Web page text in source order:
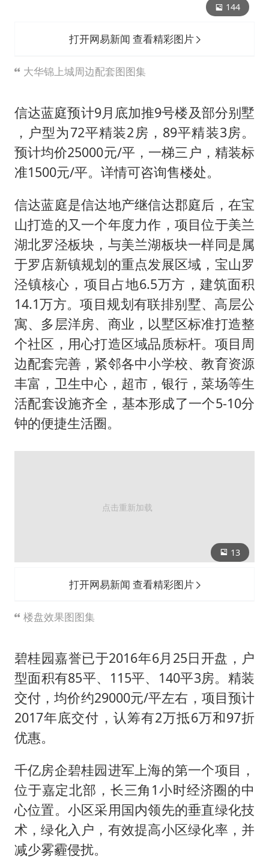
144
打开网易新闻 查看精彩图片
大华锦上城周边配套图图集
信达蓝庭预计9月底加推9号楼及部分别墅
，户型为72平精装2房，89平精装3房。
预计均价25000元/平，一梯三户，精装标
准1500元/平。详情可咨询售楼处。
信达蓝庭是信达地产继信达郡庭后，在宝
山打造的又一个年度力作，项目位于美兰
湖北罗泾板块，与美兰湖板块一样同是属
于罗店新镇规划的重点发展区域，宝山罗
泾镇核心，项目占地6.5万方，建筑面积
14.1万方。项目规划有联排别墅、高层公
寓、多层洋房、商业，以墅区标准打造整
个社区，用心打造区域品质标杆。项目周
边配套完善，紧邻各中小学校、教育资源
丰富，卫生中心，超市，银行，菜场等生
活配套设施齐全，基本形成了一个5-10分
钟的便捷生活圈。
13
打开网易新闻 查看精彩图片
楼盘效果图图集
碧桂园嘉誉已于2016年6月25日开盘，户
型面积有85平、115平、140平3房。精装
交付，均价约29000元/平左右，项目预计
2017年底交付，认筹有2万抵6万和97折
优惠。
千亿房企碧桂园进军上海的第一个项目，
位于嘉定北部，长三角1小时经济圈的中
心位置。小区采用国内领先的垂直绿化技
术，绿化入户，有效提高小区绿化率，并
减少雾霾侵扰。